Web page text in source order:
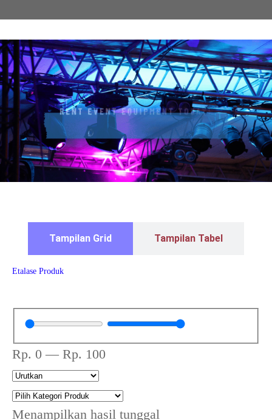
Tampilan Grid Tampilan Tabel
Etalase Produk
Rp. 0 — Rp. 100
Menampilkan hasil tunggal